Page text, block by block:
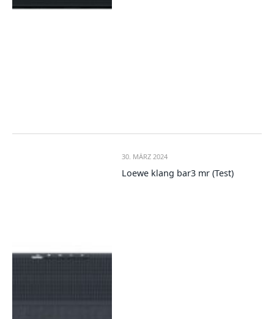
30. MÄRZ 2024
Loewe klang bar3 mr (Test)